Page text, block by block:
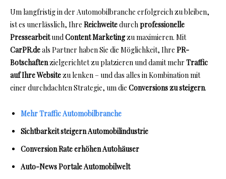
Um langfristig in der Automobilbranche erfolgreich zu bleiben,
ist es unerlässlich, Ihre Reichweitedurchprofessionelle
PressearbeitundContent Marketingzu maximieren. Mit
CarPR.deals Partner haben Sie die Möglichkeit, Ihre PR-
Botschaftenzielgerichtet zu platzieren und damit mehr Traffic
auf Ihre Websitezu lenken – und das alles in Kombination mit
einer durchdachten Strategie, um die Conversions zu steigern.
Mehr Traffic Automobilbranche
Sichtbarkeit steigern Automobilindustrie
Conversion Rate erhöhen Autohäuser
Auto-News Portale Automobilwelt